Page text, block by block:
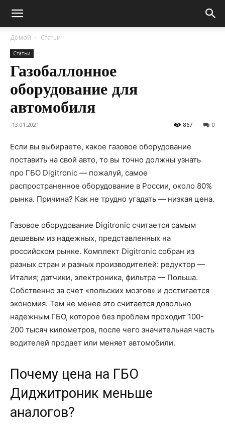
Домой Статьи
Статьи
Газобаллонное
оборудование для
автомобиля
13.01.2021 0
867
Если вы выбираете, какое газовое оборудование
поставить на свой авто, то вы точно должны узнать
про ГБО Digitronic — пожалуй, самое
распространенное оборудование в России, около 80%
рынка. Причина? Как не трудно угадать — низкая цена.
Газовое оборудование Digitronic считается самым
дешевым из надежных, представленных на
российском рынке. Комплект Digitronic собран из
разных стран и разных производителей: редуктор —
Италия; датчики, электроника, фильтра — Польша.
Собственно за счет «польских мозгов» и достигается
экономия. Тем не менее это считается довольно
надежным ГБО, которое без проблем проходит 100-
200 тысяч километров, после чего значительная часть
водителей продает или меняет автомобили.
Почему цена на ГБО
Диджитроник меньше
аналогов?